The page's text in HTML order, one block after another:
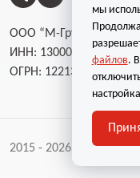
ООО “М-Групп”
ИНН: 1300002787
ОГРН: 1221300004232
2015 - 2026 | Все
мы
файлов.